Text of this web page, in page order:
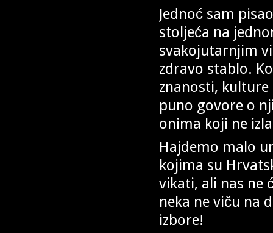
Jednoć sam
stoljeća na
svakojutarnjim
zdravo stablo.
znanosti,
puno govore o
onima koji ne
Hajdemo malo
kojima su
vikati, ali nas ne
neka ne viču na
izbore!